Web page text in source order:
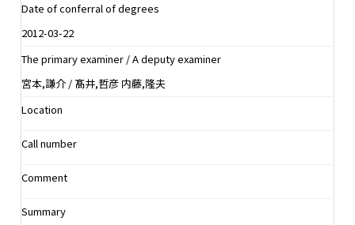
Date of conferral of degrees
2012-03-22
The primary examiner / A deputy examiner
宮本,謙介 / 髙井,哲彦 内藤,隆夫
Location
Call number
Comment
Summary